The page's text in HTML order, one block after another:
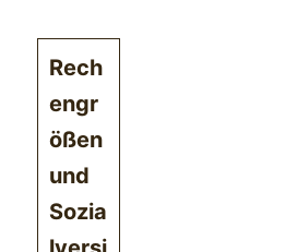
Rech
engr
ößen
und
Sozia